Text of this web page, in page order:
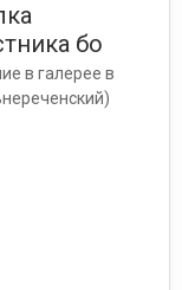
бо
в галерее в